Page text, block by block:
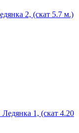
2, (скат 5.7 м.)